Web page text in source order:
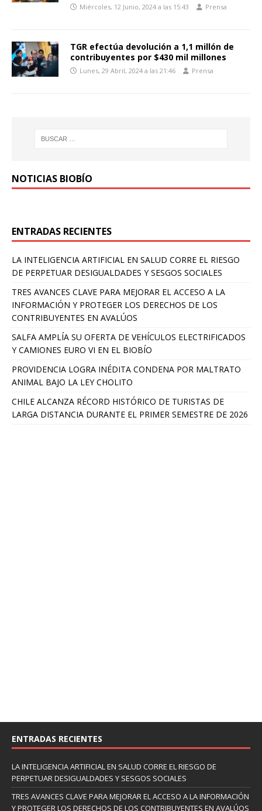
Miércoles, 12 Junio, 2024 a las 15:43 Prensa
TGR efectúa devolución a 1,1 millón de
contribuyentes por $430 mil millones
Lunes, 29 Abril, 2024 a las 21:46 Prensa
NOTICIAS BIOBÍO
ENTRADAS RECIENTES
LA INTELIGENCIA ARTIFICIAL EN SALUD CORRE EL RIESGO
DE PERPETUAR DESIGUALDADES Y SESGOS SOCIALES
TRES AVANCES CLAVE PARA MEJORAR EL ACCESO A LA
INFORMACIÓN Y PROTEGER LOS DERECHOS DE LOS
CONTRIBUYENTES EN AVALÚOS
SALFA AMPLÍA SU OFERTA DE VEHÍCULOS ELECTRIFICADOS
Y CAMIONES EURO VI EN EL BIOBÍO
PROVIDENCIA LOGRA INÉDITA CONDENA POR MALTRATO
ANIMAL BAJO LA LEY CHOLITO
CHILE ALCANZA RÉCORD HISTÓRICO DE TURISTAS DE
LARGA DISTANCIA DURANTE EL PRIMER SEMESTRE DE 2026
ENTRADAS RECIENTES
LA INTELIGENCIA ARTIFICIAL EN SALUD CORRE EL RIESGO DE
PERPETUAR DESIGUALDADES Y SESGOS SOCIALES
TRES AVANCES CLAVE PARA MEJORAR EL ACCESO A LA INFORMACIÓN
Y PROTEGER LOS DERECHOS DE LOS CONTRIBUYENTES EN AVALÚOS